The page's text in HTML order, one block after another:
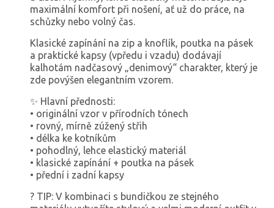
maximální komfort při nošení, ať už do práce, na
schůzky nebo volný čas.
Klasické zapínání na zip a knoflík, poutka na pásek
a praktické kapsy (vpředu i vzadu) dodávají
kalhotám nadčasový „denimový“ charakter, který je
zde povýšen elegantním vzorem.
✨ Hlavní přednosti:
• originální vzor v přírodních tónech
• rovný, mírně zúžený střih
• délka ke kotníkům
• pohodlný, lehce elastický materiál
• klasické zapínání + poutka na pásek
• přední i zadní kapsy
? TIP: V kombinaci s bundičkou ze stejného